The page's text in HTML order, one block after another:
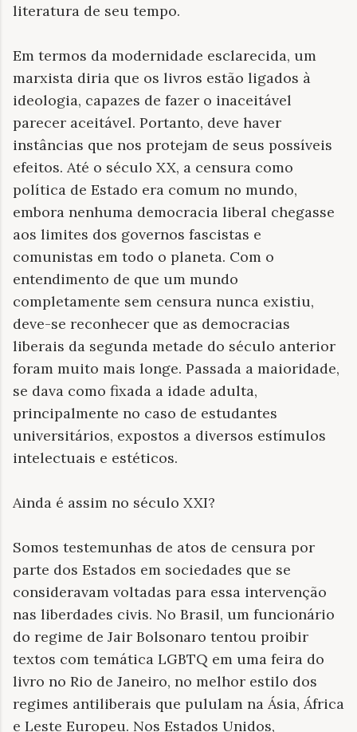
literatura de seu tempo.
Em termos da modernidade esclarecida, um
marxista diria que os livros estão ligados à
ideologia, capazes de fazer o inaceitável
parecer aceitável. Portanto, deve haver
instâncias que nos protejam de seus possíveis
efeitos. Até o século XX, a censura como
política de Estado era comum no mundo,
embora nenhuma democracia liberal chegasse
aos limites dos governos fascistas e
comunistas em todo o planeta. Com o
entendimento de que um mundo
completamente sem censura nunca existiu,
deve-se reconhecer que as democracias
liberais da segunda metade do século anterior
foram muito mais longe. Passada a maioridade,
se dava como fixada a idade adulta,
principalmente no caso de estudantes
universitários, expostos a diversos estímulos
intelectuais e estéticos.
Ainda é assim no século XXI?
Somos testemunhas de atos de censura por
parte dos Estados em sociedades que se
consideravam voltadas para essa intervenção
nas liberdades civis. No Brasil, um funcionário
do regime de Jair Bolsonaro tentou proibir
textos com temática LGBTQ em uma feira do
livro no Rio de Janeiro, no melhor estilo dos
regimes antiliberais que pululam na Ásia, África
e Leste Europeu. Nos Estados Unidos,